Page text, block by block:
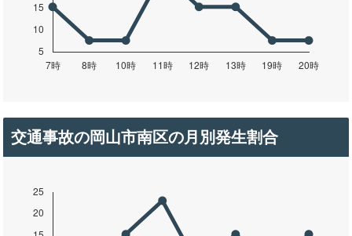
交通事故の岡山市南区の月別発生割合